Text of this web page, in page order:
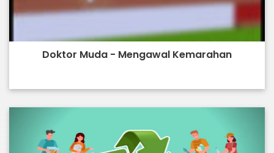
Doktor Muda - Mengawal Kemarahan